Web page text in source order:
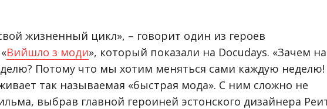
жизненный цикл», – говорит один из героев
Вийшло з моди», который показали на Docudays. «Зачем
Потому что мы хотим меняться сами каждую неделю!
так называемая «быстрая мода». С ним сложно не
выбрав главной героиней эстонского дизайнера